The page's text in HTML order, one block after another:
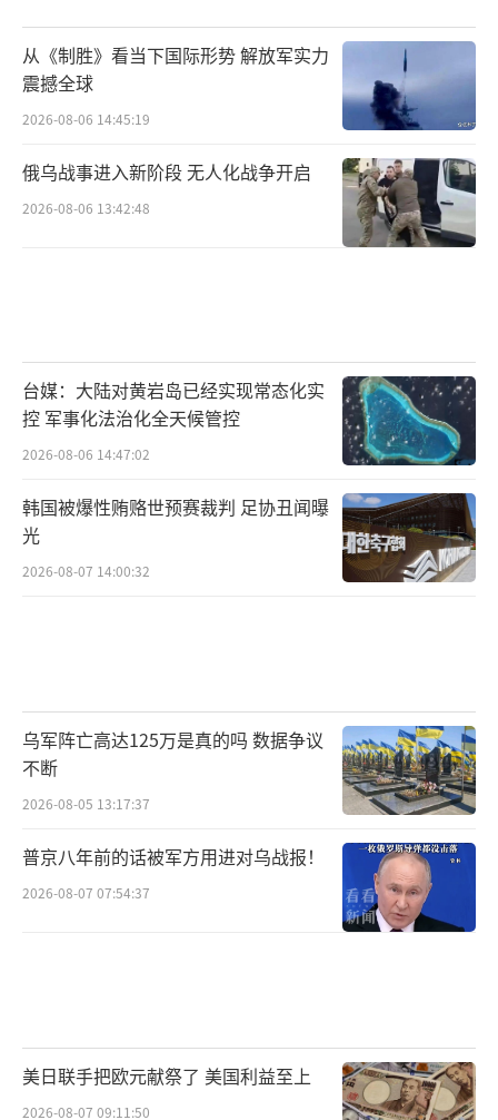
从《制胜》看当下国际形势 解放军实力
震撼全球
2026-08-06 14:45:19
俄乌战事进入新阶段 无人化战争开启
2026-08-06 13:42:48
台媒：大陆对黄岩岛已经实现常态化实
控 军事化法治化全天候管控
2026-08-06 14:47:02
韩国被爆性贿赂世预赛裁判 足协丑闻曝
光
2026-08-07 14:00:32
乌军阵亡高达125万是真的吗 数据争议
不断
2026-08-05 13:17:37
普京八年前的话被军方用进对乌战报！
2026-08-07 07:54:37
美日联手把欧元献祭了 美国利益至上
2026-08-07 09:11:50